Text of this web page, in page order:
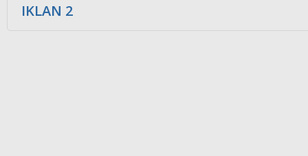
IKLAN 2